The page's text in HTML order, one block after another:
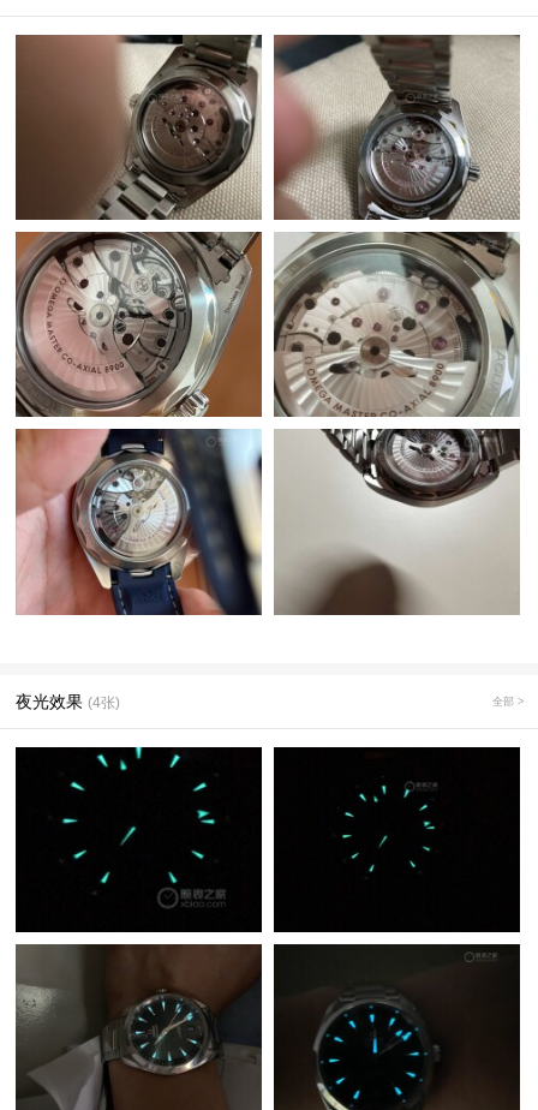
夜光效果 (4张) 全部 >